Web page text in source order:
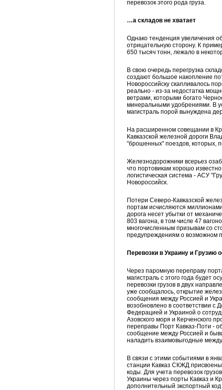
перевозок этого рода груза.
…а складов не хватает
Однако тенденция увеличения
отрицательную сторону. К
650 тысяч тонн, лежало в
В свою очередь перегрузка
создают большое накопление
Новороссийску скапливалось
реально - из-за недостатка
ветрами, которыми богато
минеральными удобрениями. В
магистраль порой вынуждена
На расширенном совещании в
Кавказской железной дороги
"брошенных" поездов, которых,
Железнодорожники всерьез
что портовикам хорошо
логистическая система - АСУ
Новороссийск.
Потери Северо-Кавказской
портам исчисляются
дорога несет убытки от
803 вагона, в том числе 47
многочисленным призывам со
предупреждениям о возможном
Перевозки в Украину и Грузию
Через паромную переправу
магистраль с этого года будет
перевозки грузов в двух
уже сообщалось, открытие
сообщения между Россией и
возобновлено в соответствии с
Федерацией и Украиной о
Азовского моря и Керченского
переправы Порт Кавказ-Поти -
сообщение между Россией и
наладить взаимовыгодные
В связи с этими событиями в
станции Кавказ СКЖД
коды. Для учета перевозок
Украины через порты Кавказ и
дополнительный экспортный